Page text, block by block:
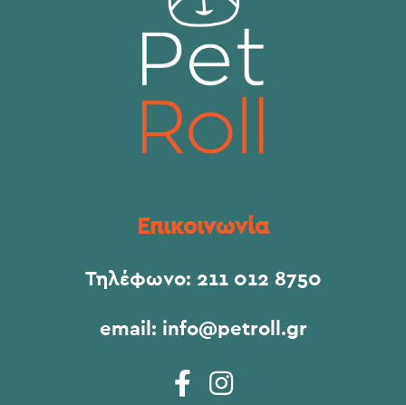
Επικοινωνία
Τηλέφωνο: 211 012 8750
email: info@petroll.gr